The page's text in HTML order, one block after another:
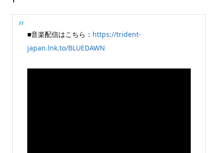
■音楽配信はこちら： https://trident-
japan.lnk.to/BLUEDAWN